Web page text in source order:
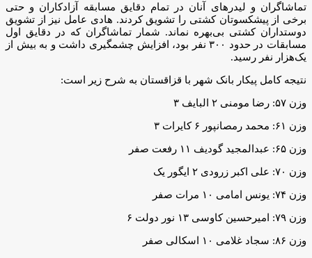
تماشاگران و لیدرهای آنان در تمام دقایق مسابقه آزادکاران و حتی
برخی از پیشکسوتان کشتی را تشویق کردند. هادی عامل نیز از تشویق
دوستداران کشتی بی‌بهره نماند. شمار تماشاگران که در دقایق اول
مسابقات در حدود ۳۰۰ نفر بود، افزایش چشمگیری داشت و به بیش از
یک‌هزار نفر رسید.
نتیجه کامل پیکار بانک شهر با قزاقستان به شرح زیر است:
وزن ۵۷: رضا مومنی ۲ البایف ۳
وزن ۶۱: محمد رمصانپور ۶ کایرات ۳
وزن ۶۵: عبدالمجید گودیف ۱۱ رفعت صفر
وزن ۷۰: علی اکبر زرودی ۲ ایگور یک
وزن ۷۴: یونس امامی ۱۰ مرات صفر
وزن ۷۹: امیرحسین کاوسی ۱۳ نور دولت ۶
وزن ۸۶: سجاد غلامی ۱۰ اسکالی صفر